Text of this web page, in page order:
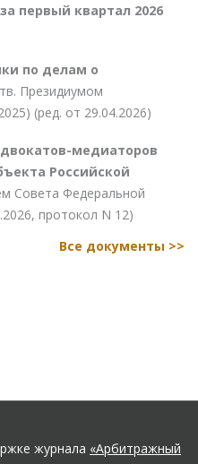
первый квартал 2026
по делам о
Президиумом
(ред. от 29.04.2026)
медиаторов
Российской
Совета Федеральной
протокол N 12)
Все документы >>
журнала «Арбитражный